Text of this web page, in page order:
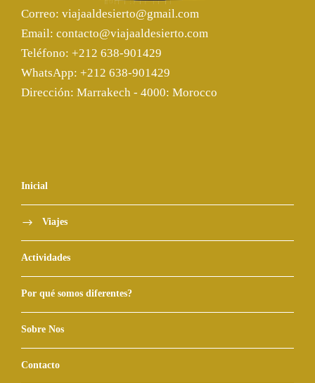
Correo: viajaaldesierto@gmail.com
Email: contacto@viajaaldesierto.com
Teléfono: +212 638-901429
WhatsApp: +212 638-901429
Dirección: Marrakech - 4000: Morocco
Inicial
Viajes
Actividades
Por qué somos diferentes?
Sobre Nos
Contacto